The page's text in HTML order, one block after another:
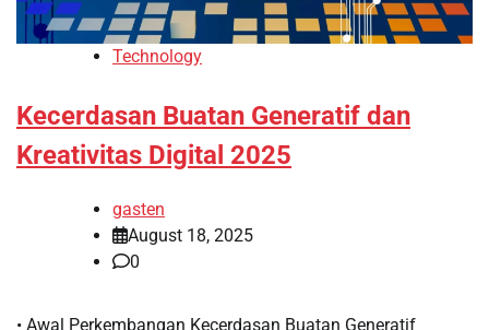
Technology
Kecerdasan Buatan Generatif dan
Kreativitas Digital 2025
gasten
August 18, 2025
0
• Awal Perkembangan Kecerdasan Buatan Generatif